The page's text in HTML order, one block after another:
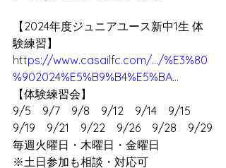
【2024年度ジュニアユース新中1生 体
験練習】
https://www.casailfc.com/.../%E3%80
%902024%E5%B9%B4%E5%BA...
【体験練習会】
9/5　9/7　9/8　9/12　9/14　9/15
9/19　9/21　9/22　9/26　9/28　9/29
毎週火曜日・木曜日・金曜日
※土日参加も相談・対応可